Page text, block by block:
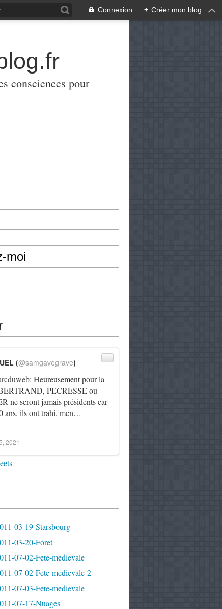
Connexion + Créer mon blog
consciences pour
moi
: Heureusement pour la
PECRESSE ou
ne seront jamais présidents car
ans, ils ont trahi, men…
(@samgavegrave)
2021
03-19-Starsbourg
03-20-Foret
07-02-Fete-medievale
07-02-Fete-medievale-2
07-03-Fete-medievale
07-17-Nuages